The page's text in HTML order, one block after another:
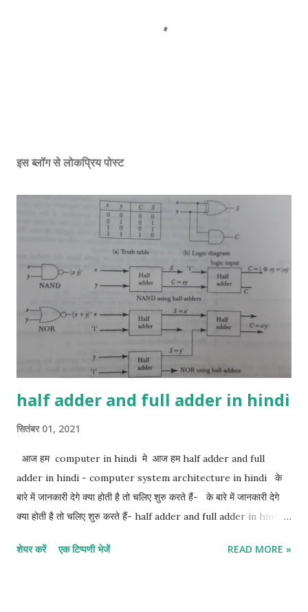
टि
प्प
इस ब्लॉग से लोकप्रिय पोस्ट
half adder and full adder in hindi
सितंबर 01, 2021
आज हम computer in hindi मे आज हम half adder and full
adder in hindi - computer system architecture in hindi के
बारे में जानकारी देगे क्या होती है तो चलिए शुरु करते हैं- के बारे में जानकारी देगे
क्या होती है तो चलिए शुरु करते हैं- half adder and full adder in hindi:-
hindi:- half adder सबसे basic digital arithmetic circuit 2
शेयर करें एक टिप्पणी भेजें READ MORE »